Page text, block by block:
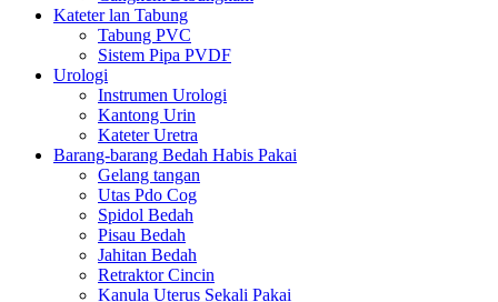
Kateter lan Tabung
Tabung PVC
Sistem Pipa PVDF
Urologi
Instrumen Urologi
Kantong Urin
Kateter Uretra
Barang-barang Bedah Habis Pakai
Gelang tangan
Utas Pdo Cog
Spidol Bedah
Pisau Bedah
Jahitan Bedah
Retraktor Cincin
Kanula Uterus Sekali Pakai